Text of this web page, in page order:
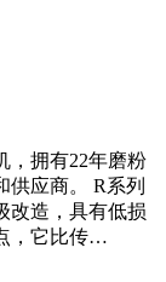
，拥有22年磨粉
供应商。 R系列
改造，具有低损
，它比传…